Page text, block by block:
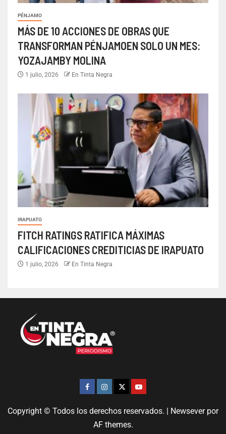
PÉNJAMO
MÁS DE 10 ACCIONES DE OBRAS QUE
TRANSFORMAN PÉNJAMOEN SOLO UN MES:
YOZAJAMBY MOLINA
1 julio, 2026 En Tinta Negra
IRAPUATO
FITCH RATINGS RATIFICA MÁXIMAS
CALIFICACIONES CREDITICIAS DE IRAPUATO
1 julio, 2026 En Tinta Negra
Copyright © Todos los derechos reservados. | Newseverpor
AF themes.